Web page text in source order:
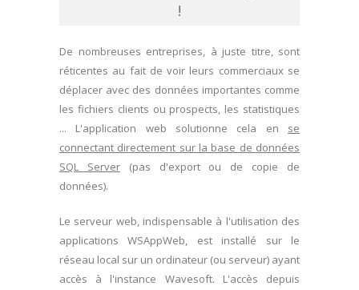
!
De nombreuses entreprises, à juste titre, sont
réticentes au fait de voir leurs commerciaux se
déplacer avec des données importantes comme
les fichiers clients ou prospects, les statistiques
... L'application web solutionne cela en se
connectant directement sur la base de données
SQL Server(pas d'export ou de copie de
données).
Le serveur web, indispensable à l'utilisation des
applications WSAppWeb, est installé sur le
réseau local sur un ordinateur (ou serveur) ayant
accès à l'instance Wavesoft. L'accès depuis